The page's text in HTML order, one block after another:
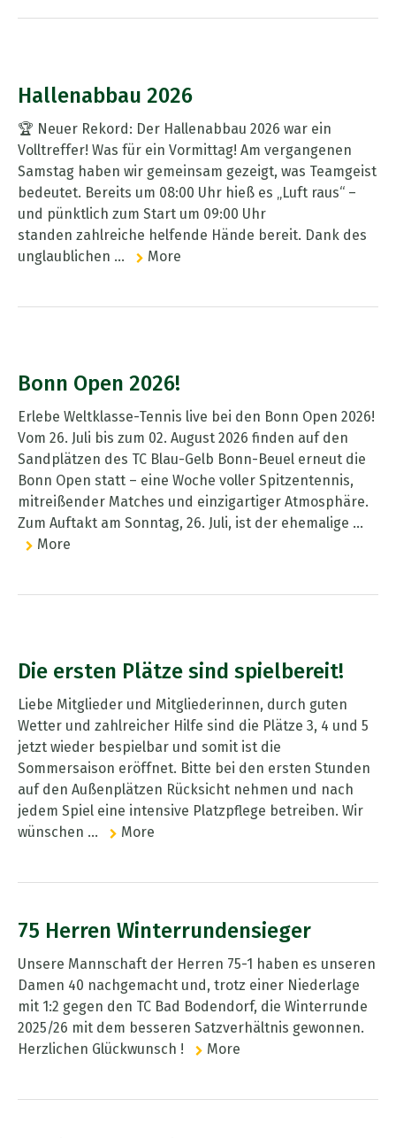
Hallenabbau 2026
🏆 Neuer Rekord: Der Hallenabbau 2026 war ein
Volltreffer! Was für ein Vormittag! Am vergangenen
Samstag haben wir gemeinsam gezeigt, was Teamgeist
bedeutet. Bereits um 08:00 Uhr hieß es „Luft raus“ –
und pünktlich zum Start um 09:00 Uhr
standen zahlreiche helfende Hände bereit. Dank des
unglaublichen ...
More
Bonn Open 2026!
Erlebe Weltklasse-Tennis live bei den Bonn Open 2026!
Vom 26. Juli bis zum 02. August 2026 finden auf den
Sandplätzen des TC Blau-Gelb Bonn-Beuel erneut die
Bonn Open statt – eine Woche voller Spitzentennis,
mitreißender Matches und einzigartiger Atmosphäre.
Zum Auftakt am Sonntag, 26. Juli, ist der ehemalige ...
More
Die ersten Plätze sind spielbereit!
Liebe Mitglieder und Mitgliederinnen, durch guten
Wetter und zahlreicher Hilfe sind die Plätze 3, 4 und 5
jetzt wieder bespielbar und somit ist die
Sommersaison eröffnet. Bitte bei den ersten Stunden
auf den Außenplätzen Rücksicht nehmen und nach
jedem Spiel eine intensive Platzpflege betreiben. Wir
wünschen ...
More
75 Herren Winterrundensieger
Unsere Mannschaft der Herren 75-1 haben es unseren
Damen 40 nachgemacht und, trotz einer Niederlage
mit 1:2 gegen den TC Bad Bodendorf, die Winterrunde
2025/26 mit dem besseren Satzverhältnis gewonnen.
Herzlichen Glückwunsch !
More